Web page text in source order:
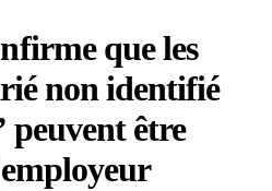
que les
non identifié
peuvent être